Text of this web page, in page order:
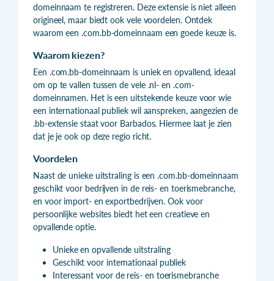
domeinnaam te registreren. Deze extensie is niet alleen
origineel, maar biedt ook vele voordelen. Ontdek
waarom een .com.bb-domeinnaam een goede keuze is.
Waarom kiezen?
Een .com.bb-domeinnaam is uniek en opvallend, ideaal
om op te vallen tussen de vele .nl- en .com-
domeinnamen. Het is een uitstekende keuze voor wie
een internationaal publiek wil aanspreken, aangezien de
.bb-extensie staat voor Barbados. Hiermee laat je zien
dat je je ook op deze regio richt.
Voordelen
Naast de unieke uitstraling is een .com.bb-domeinnaam
geschikt voor bedrijven in de reis- en toerismebranche,
en voor import- en exportbedrijven. Ook voor
persoonlijke websites biedt het een creatieve en
opvallende optie.
Unieke en opvallende uitstraling
Geschikt voor internationaal publiek
Interessant voor de reis- en toerismebranche